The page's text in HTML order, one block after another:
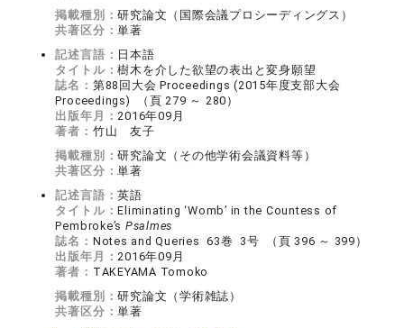
掲載種別：研究論文（国際会議プロシーディングス）
共著区分：単著
記述言語： 日本語
タイトル：樹木を介した欲望の表出と変身願望
誌名： 第88回大会 Proceedings (2015年度支部大会
Proceedings) （頁 279 ～ 280）
出版年月：2016年09月
著者： 竹山 友子
掲載種別：研究論文（その他学術会議資料等）
共著区分：単著
記述言語：英語
タイトル：Eliminating ‘Womb’ in the Countess of
Pembroke’s Psalmes
誌名： Notes and Queries 63巻 3号 （頁 396 ～ 399）
出版年月：2016年09月
著者： TAKEYAMA Tomoko
掲載種別：研究論文（学術雑誌）
共著区分：単著